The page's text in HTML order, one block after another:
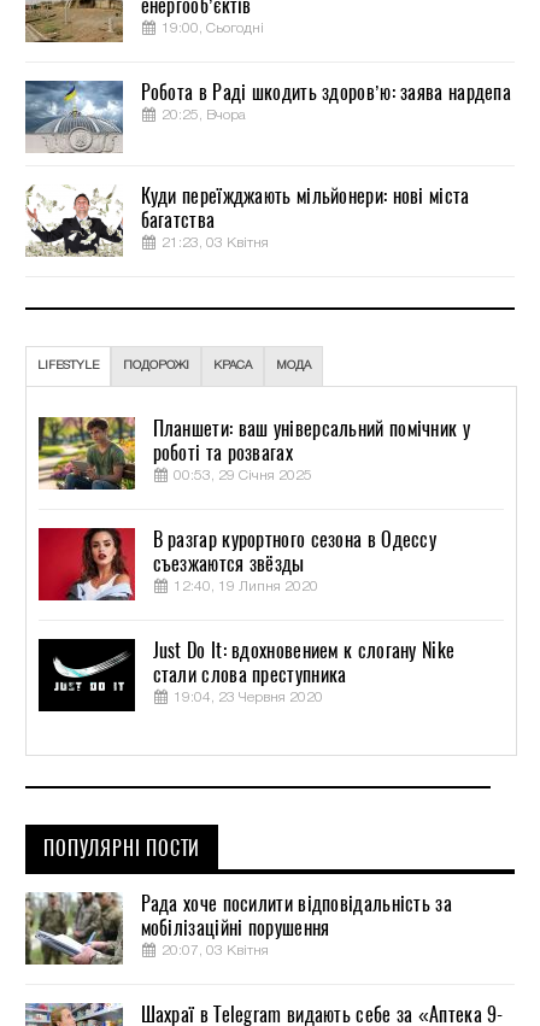
енергооб’єктів
19:00, Сьогодні
Робота в Раді шкодить здоров’ю: заява нардепа
20:25, Вчора
Куди переїжджають мільйонери: нові міста
багатства
21:23, 03 Квітня
LIFESTYLE ПОДОРОЖІ КРАСА МОДА
Планшети: ваш універсальний помічник у
роботі та розвагах
00:53, 29 Січня 2025
В разгар курортного сезона в Одессу
съезжаются звёзды
12:40, 19 Липня 2020
Just Do It: вдохновением к слогану Nike
стали слова преступника
19:04, 23 Червня 2020
ПОПУЛЯРНІ ПОСТИ
Рада хоче посилити відповідальність за
мобілізаційні порушення
20:07, 03 Квітня
Шахраї в Telegram видають себе за «Аптека 9-